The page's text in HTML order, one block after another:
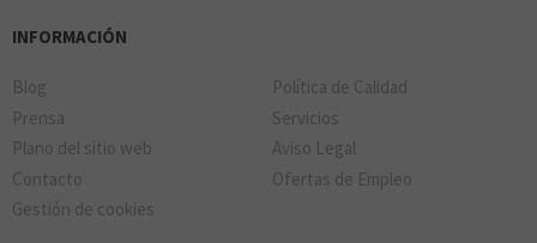
INFORMACIÓN
Blog
Política de Calidad
Prensa
Servicios
Plano del sitio web
Aviso Legal
Contacto
Ofertas de Empleo
Gestión de cookies